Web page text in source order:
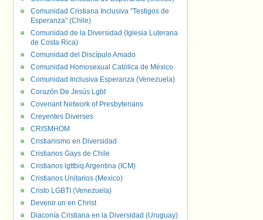
Comunidad Cristiana Inclusiva "Testigos de
Esperanza" (Chile)
Comunidad de la Diversidad (Iglesia Luterana
de Costa Rica)
Comunidad del Discípulo Amado
Comunidad Homosexual Católica de México
Comunidad Inclusiva Esperanza (Venezuela)
Corazón De Jesús Lgbt
Covenant Network of Presbyterians
Creyentes Diverses
CRISMHOM
Cristianismo en Diversidad
Cristianos Gays de Chile
Cristianos lgttbiq Argentina (ICM)
Cristianos Unitarios (Mexico)
Cristo LGBTI (Venezuela)
Devenir un en Christ
Diaconía Cristiana en la Diversidad (Uruguay)